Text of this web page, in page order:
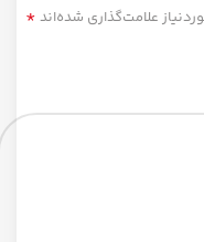
علامت‌گذاری شده‌اند *